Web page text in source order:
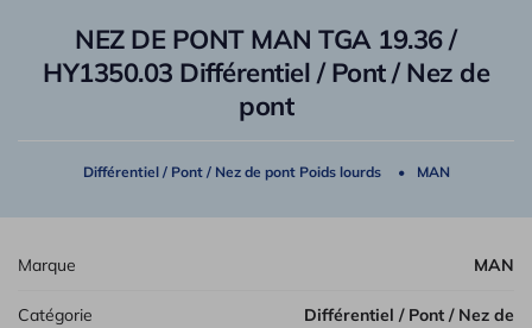
NEZ DE PONT MAN TGA 19.36 /
HY1350.03 Différentiel / Pont / Nez de
pont
Différentiel / Pont / Nez de pont Poids lourds MAN
Marque MAN
Catégorie
Différentiel / Pont / Nez de